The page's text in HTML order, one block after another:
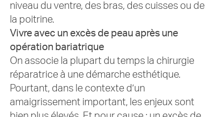
niveau du ventre, des bras, des cuisses ou de
la poitrine.
Vivre avec un excès de peau après une
opération bariatrique
On associe la plupart du temps la chirurgie
réparatrice à une démarche esthétique.
Pourtant, dans le contexte d’un
amaigrissement important, les enjeux sont